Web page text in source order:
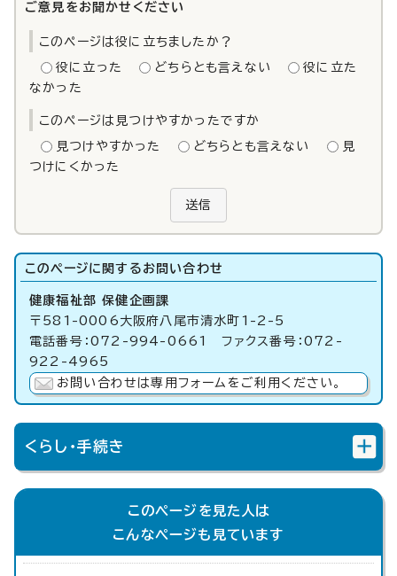
ご意見をお聞かせください
このページは役に立ちましたか？
役に立った どちらとも言えない
役に立た
なかった
このページは見つけやすかったですか
見つけやすかった どちらとも言えない
見
つけにくかった
送信
このページに関する お問い合わせ
健康福祉部 保健企画課
〒581-0006大阪府八尾市清水町1-2-5
電話番号：072-994-0661 ファクス番号：072-
922-4965
お問い合わせは専用フォームをご利用ください。
くらし・手続き
このページを見た人は
こんなページも見ています